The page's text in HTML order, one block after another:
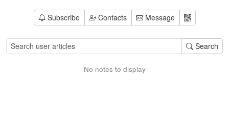
Subscribe Contacts Message
Search
No notes to display